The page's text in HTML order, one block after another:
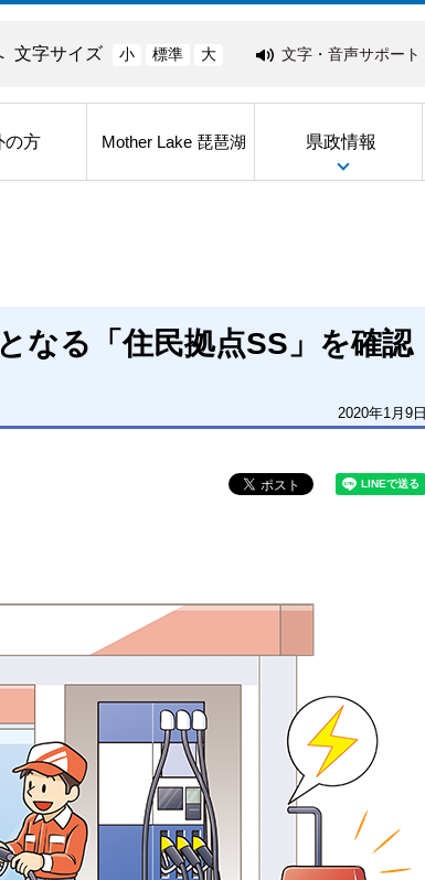
文字サイズ 小 標準 大 文字・音声サポート
の方 Mother Lake 琵琶湖 県政情報
なる「住民拠点SS」を確認
2020年1月9日